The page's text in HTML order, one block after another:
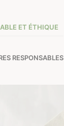
ET ÉTHIQUE
RESPONSABLES